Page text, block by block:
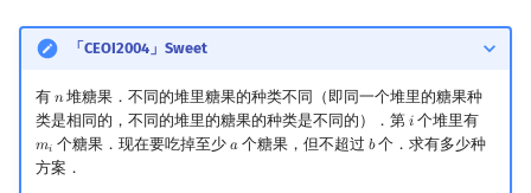
「CEOI2004」Sweet
有 𝑛
n堆糖果．不同的堆里糖果的种类不同（即同一个堆里的糖果种
类是相同的，不同的堆里的糖果的种类是不同的）．第 𝑖i个堆里有
𝑚𝑖
mi 个糖果．现在要吃掉至少 𝑎
a个糖果，但不超过 𝑏
b个．求有多少种
方案．